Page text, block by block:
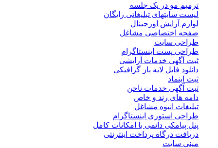
ترمیم مو در یک جلسه
لیست سایتهای تبلیغاتی رایگان
لوازم آرایش اورجینال
صفحه اختصاصی مشاغل
طراحی سایت
طراحی پست اینستاگرام
ثبت آگهی خدمات آرایشی
دانلود فایل لایه باز گرافیکی
ثبت اینماد
ثبت آگهی خدمات ناخن
دامه های رند و خاص
تبلیغات انبوه مشاغل
طراحی استوری اینستاگرام
پنل پیامکی دائمی با امکانات کامل
دریافت درگاه پرداخت اینترنتی
مینی سایت